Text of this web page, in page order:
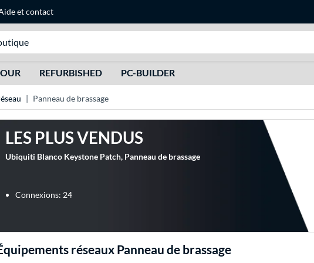
etcontact
REFURBISHED PC-BUILDER
Panneau de brassage
LES PLUS VENDUS
Ubiquiti Blanco Keystone Patch, Panneau de brassage
Connexions: 24
réseaux Panneau de brassage